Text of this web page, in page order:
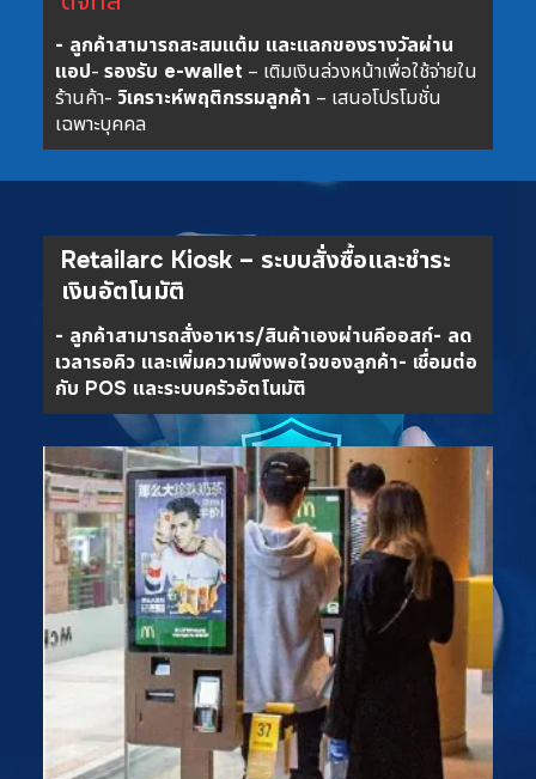
- ลูกค้าสามารถสะสมแต้ม และแลกของรางวัลผ่าน
แอป- รองรับ e-wallet – เติมเงินล่วงหน้าเพื่อใช้จ่ายใน
ร้านค้า- วิเคราะห์พฤติกรรมลูกค้า – เสนอโปรโมชั่น
เฉพาะบุคคล
Retailarc Kiosk – ระบบสั่งซื้อและชำระ
เงินอัตโนมัติ
- ลูกค้าสามารถสั่งอาหาร/สินค้าเองผ่านคีออสก์- ลด
เวลารอคิว และเพิ่มความพึงพอใจของลูกค้า- เชื่อมต่อ
กับ POS และระบบครัวอัตโนมัติ